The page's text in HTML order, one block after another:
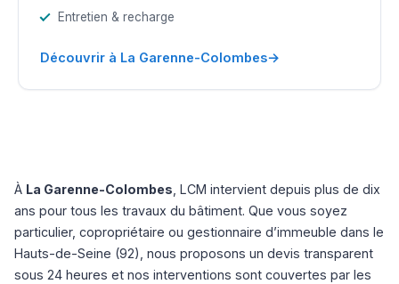
Entretien & recharge
Découvrir à La Garenne-Colombes→
À La Garenne-Colombes , LCM intervient depuis plus de dix
ans pour tous les travaux du bâtiment. Que vous soyez
particulier, copropriétaire ou gestionnaire d’immeuble dans le
Hauts-de-Seine (92), nous proposons un devis transparent
sous 24 heures et nos interventions sont couvertes par les